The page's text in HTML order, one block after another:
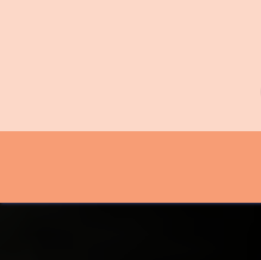
ONCE PARANÁ